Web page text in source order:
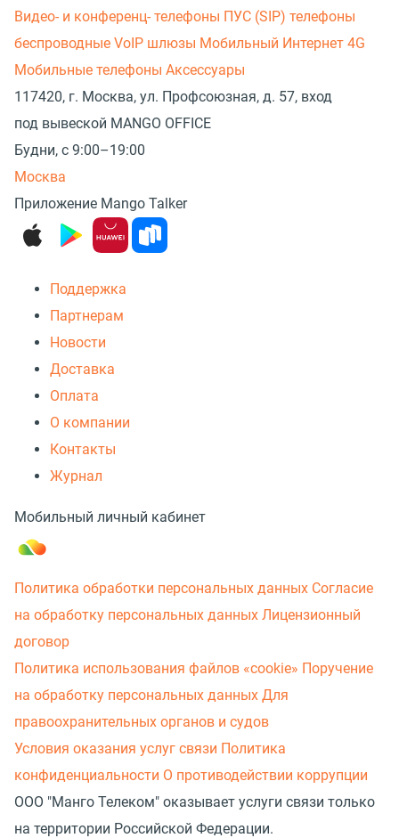
Видео- и конференц- телефоны ПУС (SIP) телефоны
беспроводные VoIP шлюзы Мобильный Интернет 4G
Мобильные телефоны Аксессуары
117420, г. Москва, ул. Профсоюзная, д. 57, вход
под вывеской MANGO OFFICE
Будни, с 9:00–19:00
Москва
Приложение Mango Talker
Поддержка
Партнерам
Новости
Доставка
Оплата
О компании
Контакты
Журнал
Мобильный личный кабинет
Политика обработки персональных данных Согласие
на обработку персональных данных Лицензионный
договор
Политика использования файлов «cookie» Поручение
на обработку персональных данных Для
правоохранительных органов и судов
Условия оказания услуг связи Политика
конфиденциальности О противодействии коррупции
ООО "Манго Телеком" оказывает услуги связи только
на территории Российской Федерации.